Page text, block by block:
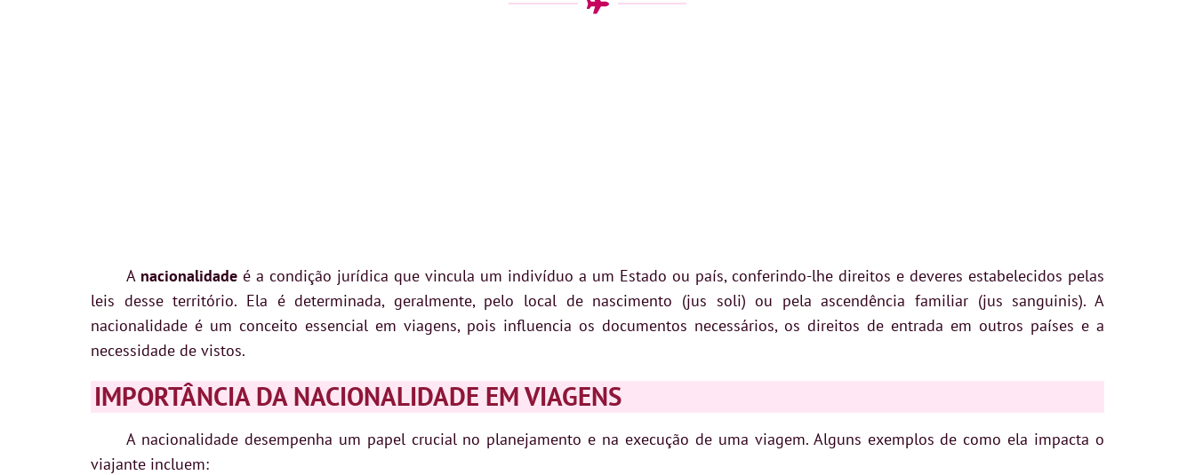
A nacionalidade é a condição jurídica que vincula um indivíduo a um Estado ou país, conferindo-lhe direitos e deveres estabelecidos pelas
leis desse território. Ela é determinada, geralmente, pelo local de nascimento (jus soli) ou pela ascendência familiar (jus sanguinis). A
nacionalidade é um conceito essencial em viagens, pois influencia os documentos necessários, os direitos de entrada em outros países e a
necessidade de vistos.
IMPORTÂNCIA DA NACIONALIDADE EM VIAGENS
A nacionalidade desempenha um papel crucial no planejamento e na execução de uma viagem. Alguns exemplos de como ela impacta o
viajante incluem: